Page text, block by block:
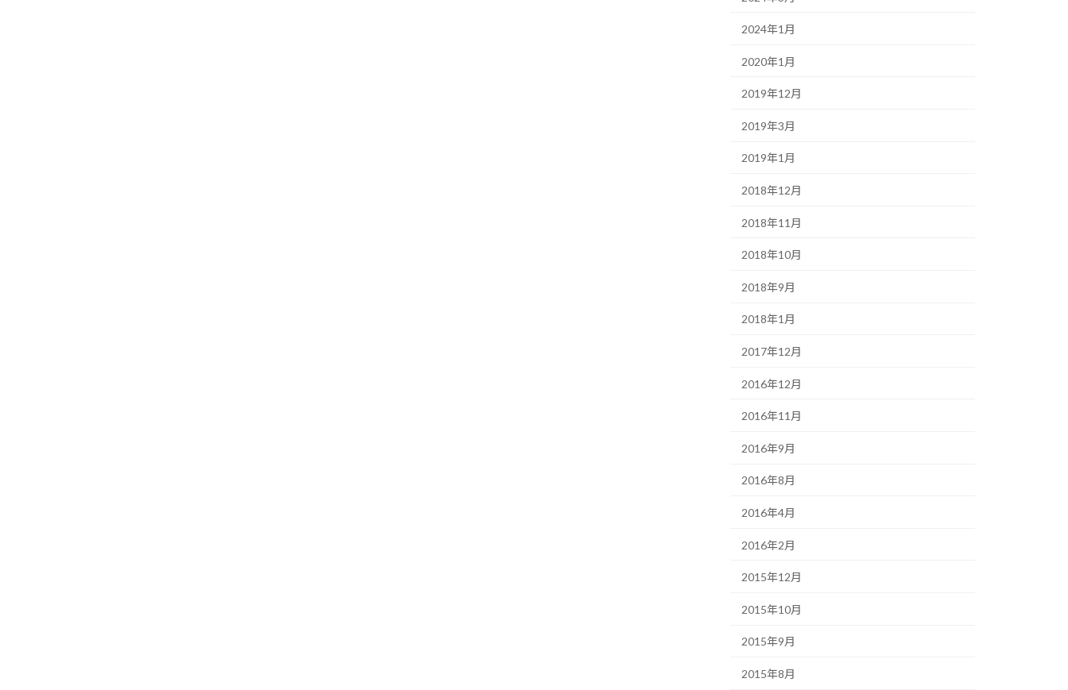
2024年1月
2020年1月
2019年12月
2019年3月
2019年1月
2018年12月
2018年11月
2018年10月
2018年9月
2018年1月
2017年12月
2016年12月
2016年11月
2016年9月
2016年8月
2016年4月
2016年2月
2015年12月
2015年10月
2015年9月
2015年8月